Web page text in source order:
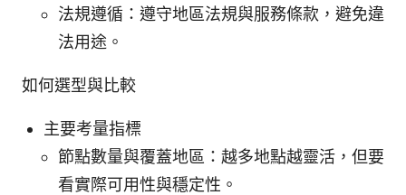
法規遵循：遵守地區法規與服務條款，避免違
法用途。
如何選型與比較
主要考量指標
節點數量與覆蓋地區：越多地點越靈活，但要
看實際可用性與穩定性。